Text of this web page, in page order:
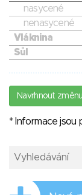
nasycené
nenasycené
Vláknina
Sůl
Navrhnout změnu
* Informace